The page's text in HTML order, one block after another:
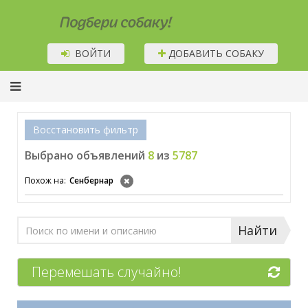
Подбери собаку!
ВОЙТИ ДОБАВИТЬ СОБАКУ
Восстановить фильтр
Выбрано объявлений 8 из 5787
Похож на: Сенбернар
Найти
Перемешать случайно!